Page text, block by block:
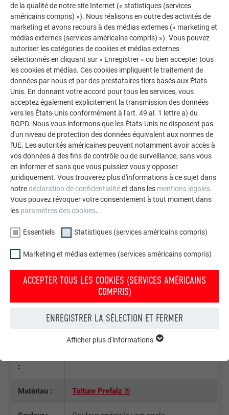
ÉCOLE PRIMAIRE ÉVANGÉLIQUE DE LA KARLSPLATZ –
DÉTAILS
Pays : Autriche
Projet, lieu
:
École primaire évangélique de la
Karlsplatz, Vienne
Rénovation
Architecte
Treberspurg & Partner Architekten ZT
:
Matériau : Toiture Prefalz ®
de la qualité de notre site Internet (« statistiques (services
américains compris) »). Nous réalisons en outre des activités de
marketing et avons recours à des médias externes (« marketing et
médias externes (services américains compris) »). Vous pouvez
autoriser les catégories de cookies et médias externes
sélectionnés en cliquant sur « Enregistrer » ou bien accepter tous
les cookies et médias. Ces cookies impliquent le traitement de
données par nous et par des prestataires tiers basés aux États-
Unis. En donnant votre accord pour tous les services, vous
acceptez également explicitement la transmission des données
vers les États-Unis conformément à l'art. 49 al. 1 lettre a) du
RGPD. Nous vous informons que les États-Unis ne disposent pas
d'un niveau de protection des données équivalent aux normes de
l'UE. Les autorités américaines peuvent notamment avoir accès à
vos données à des fins de contrôle ou de surveillance, sans vous
en informer et sans que vous puissiez vous y opposer
juridiquement. Vous trouverez plus d'informations à ce sujet dans
notredéclaration de confidentialitéet dans les mentions légales.
Vous pouvez révoquer votre consentement à tout moment dans
les paramètres des cookies.
Essentiels Statistiques (services américains compris)
Marketing et médias externes (services américains compris)
ACCEPTER TOUS LES COOKIES (SERVICES AMÉRICAINS
COMPRIS)
ENREGISTRER LA SÉLECTION ET FERMER
fonctions de base du site Internet. Ils garantissent que le site
Afficher les informations relatives aux cookies
Afficher plus d'informations